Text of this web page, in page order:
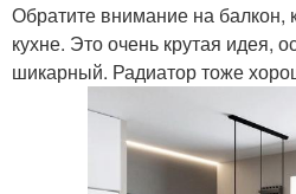
Обратите внимание на балкон,
кухне. Это очень крутая идея,
шикарный. Радиатор тоже